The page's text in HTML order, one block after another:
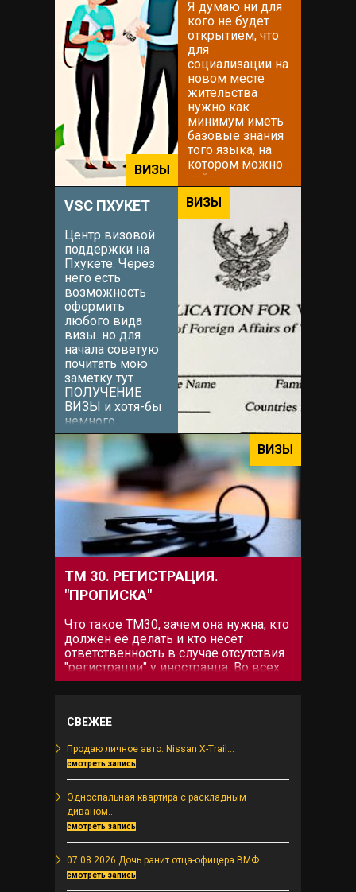
ВИЗЫ
Я думаю ни для
кого не будет
открытием, что
для
социализации на
новом месте
жительства
нужно как
минимум иметь
базовые знания
того языка, на
котором можно
найти
с местными
жителями.
Решение этого
вопроса можно
доверить
Вадиму. Вадим
знаком мне с
самого приезда
на остров в
2015...
ВИЗЫ
VSC ПХУКЕТ
Центр визовой
поддержки на
Пхукете. Через
него есть
возможность
оформить
любого вида
визы. но для
начала советую
почитать мою
заметку тут
ПОЛУЧЕНИЕ
ВИЗЫ и хотя-бы
немного
сориентироваться
какой тип визы
Вам наиболее
подходит. После
этого (можно и
сразу[icon
name="grin-wink"
prefix="fas"])
можно...
ВИЗЫ
ТМ 30. РЕГИСТРАЦИЯ.
"ПРОПИСКА"
Что такое ТМ30, зачем она нужна, кто
должен её делать и кто несёт
ответственность в случае отсутствия
"регистрации" у иностранца. Во всех
этих вопросах разберёмся ниже. Что
2005 года совместно с законом об
СВЕЖЕЕ
Продаю личное авто: Nissan X-Trail...
смотреть запись
Односпальная квартира с раскладным
диваном...
смотреть запись
07.08.2026 Дочь ранит отца-офицера ВМФ...
смотреть запись